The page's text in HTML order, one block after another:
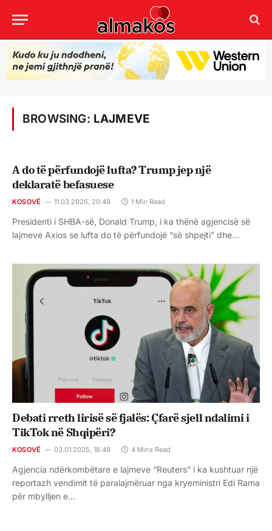
BROWSING: LAJMEVE
A do të përfundojë lufta? Trump jep një
deklaratë befasuese
KOSOVË 11.03.2026, 20:49 1 Min Read
Presidenti i SHBA-së, Donald Trump, i ka thënë agjencisë së
lajmeve Axios se lufta do të përfundojë “së shpejti” dhe…
Debati rreth lirisë së fjalës: Çfarë sjell ndalimi i
TikTok në Shqipëri?
KOSOVË 03.01.2025, 18:49 4 Mins Read
Agjencia ndërkombëtare e lajmeve “Reuters” i ka kushtuar një
reportazh vendimit të paralajmëruar nga kryeministri Edi Rama
për mbylljen e…